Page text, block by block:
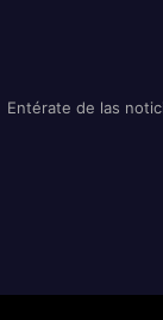
Entérate de las